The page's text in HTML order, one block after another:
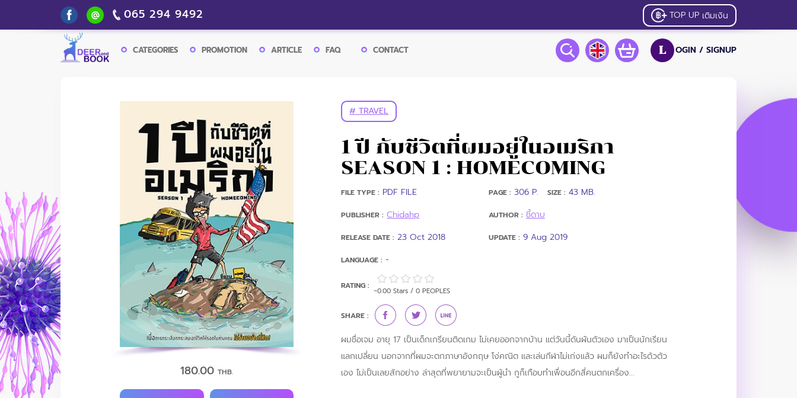
065 294 9492 TOP UP เติมเงิน
L OGIN / SIGNUP
CATEGORIES PROMOTION ARTICLE FAQ CONTACT
180.00THB.
# TRAVEL
1 ปี กับชีวิตที่ผมอยู่ในอเมริกา
SEASON 1 : HOMECOMING
FILE TYPE : PDF FILE
PUBLISHER : Chidahp
RELEASE DATE : 23 Oct 2018
LANGUAGE : -
PAGE : 306 P. SIZE : 43 MB.
AUTHOR : ชี้ดาบ
UPDATE : 9 Aug 2019
RATING :
~0.00 Stars / 0 PEOPLES
SHARE :
ผมชื่อเจม อายุ 17 เป็นเด็กเกรียนติดเกม ไม่เคยออกจากบ้าน แต่วันนี้ดันผันตัวเอง มาเป็นนักเรียน
แลกเปลี่ยน นอกจากที่ผมจะตกภาษาอังกฤษ โง่คณิต และเล่นกีฬาไม่เก่งแล้ว ผมก็ยังทำอะไรด้วตัว
เอง ไม่เป็นเลยสักอย่าง ล่าสุดที่พยายามจะเป็นผู้นำ กูก็เกือบทำเพื่อนอีกสี่คนตกเครื่อง...